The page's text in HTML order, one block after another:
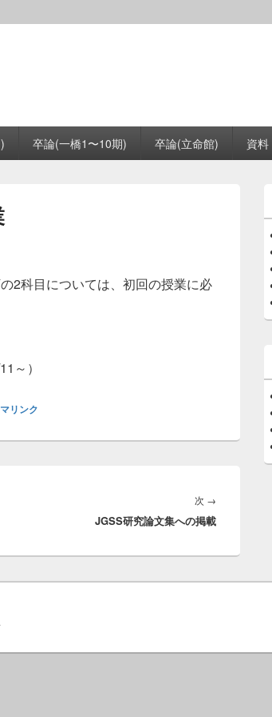
卒論(一橋1〜10期) 卒論(立命館) 資料
2科目については、初回の授業に必
～）
リンク
次 →
の
稿:
JGSS研究論文集への掲載